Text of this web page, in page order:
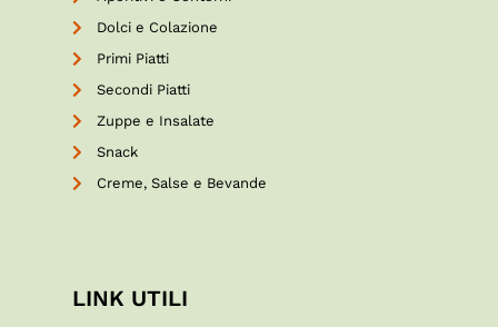
Dolci e Colazione
Primi Piatti
Secondi Piatti
Zuppe e Insalate
Snack
Creme, Salse e Bevande
LINK UTILI